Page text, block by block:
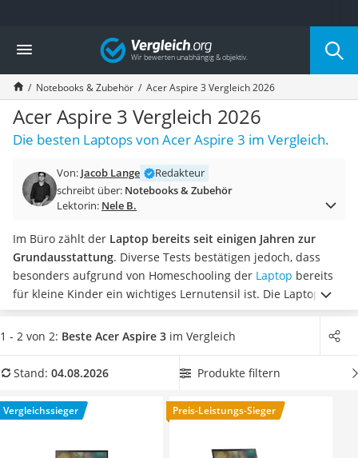
Die beliebtesten Vergleiche nach Kategorie
Elektronik
Powerstation
Monitor 32 Zoll 4K
Fernseher
Drucker
Desktop-PC
Diascanner
Laser-Multifunktionsdrucker
Powerstation mit Solarpanel
Gaming-PC
Soundbar
17-Zoll-Laptop
Satellitenschüssel
Gaming-Headset
Tablets unter 200 Euro
Lichtwecker
Acer Aspire
Vergleich
Notebooks & Zubehör Acer Aspire 3 Vergleich 2026
Acer Aspire 3 Vergleich 2026
Die besten Laptops von Acer Aspire 3 im Vergleich.
Von: Jacob Lange
Redakteur
schreibt über: Notebooks & Zubehör
Lektorin: Nele B.
Im Büro zählt der Laptop bereits seit einigen Jahren zur
Grundausstattung. Diverse Tests bestätigen jedoch, dass
besonders aufgrund von Homeschooling der Laptop bereits
für kleine Kinder ein wichtiges Lernutensil ist. Die Laptops
der Serie Acer Aspire 3 bieten Ihnen und Ihren Kindern die
notwendige Ausstattung, um von zu Hause aus zu arbeiten.
Aspire 3 mit langer Akkulaufzeit, damit Sie den ganzen Tag
hat uns hier im August 2026 besonders das Modell
Aspire 3 A315-59-36TH
mit seinen Eigenschaften.
1 - 2 von 2: Beste Acer Aspire 3 im Vergleich
Stand: 04.08.2026 Produkte filtern
Vergleichssieger Preis-Leistungs-Sieger